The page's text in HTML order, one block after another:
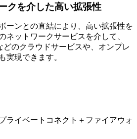
クを介した高い拡張性
ーンとの直結により、高い拡張性を
ネットワークサービスを介して、
どのクラウドサービスや、オンプレ
実現できます。
ライベートコネクト＋ファイアウォ